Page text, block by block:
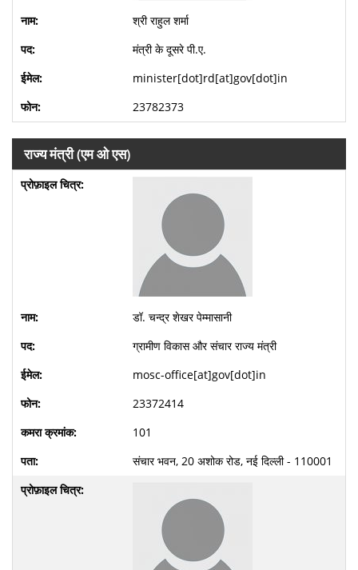
श्री राहुल शर्मा
मंत्री के दूसरे पी.ए.
minister[dot]rd[at]gov[dot]in
23782373
राज्य मंत्री (एम ओ एस)
डॉ. चन्द्र शेखर पेम्मासानी
ग्रामीण विकास और संचार राज्य मंत्री
mosc-office[at]gov[dot]in
23372414
101
संचार भवन, 20 अशोक रोड, नई दिल्ली - 110001